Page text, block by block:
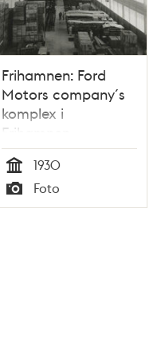
Frihamnen: Ford
Motors company´s
komplex i
Frihamnen,
reservdelslagret
Tid
1930
Typ
Foto